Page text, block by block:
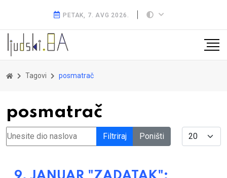
PETAK, 7. AVG 2026.
Tagovi posmatrač
posmatrač
Unesite dio naslova Filtriraj Poništi Display #